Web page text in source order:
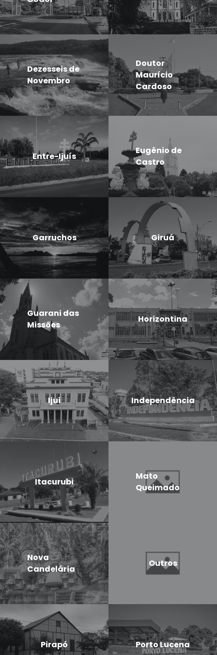
Dezesseis de
Novembro
Doutor
Maurício
Cardoso
Entre-Ijuís
Eugênio de
Castro
Garruchos Giruá
Guarani das
Missões
Horizontina
Ijui Independência
Itacurubi
Mato
Queimado
Nova
Candelária
Outros
Pirapó Porto Lucena